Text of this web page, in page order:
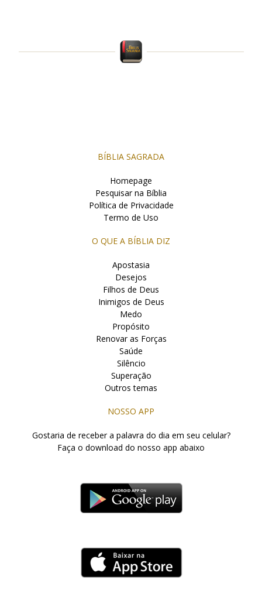
BÍBLIA SAGRADA
Homepage
Pesquisar na Bíblia
Política de Privacidade
Termo de Uso
O QUE A BÍBLIA DIZ
Apostasia
Desejos
Filhos de Deus
Inimigos de Deus
Medo
Propósito
Renovar as Forças
Saúde
Silêncio
Superação
Outros temas
NOSSO APP
Gostaria de receber a palavra do dia em seu celular?
Faça o download do nosso app abaixo